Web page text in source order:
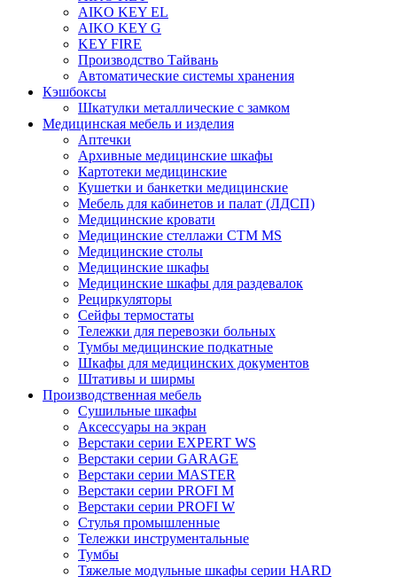
AIKO KEY EL
AIKO KEY G
KEY FIRE
Производство Тайвань
Автоматические системы хранения
Кэшбоксы
Шкатулки металлические с замком
Медицинская мебель и изделия
Аптечки
Архивные медицинские шкафы
Картотеки медицинские
Кушетки и банкетки медицинские
Мебель для кабинетов и палат (ЛДСП)
Медицинские кровати
Медицинские стеллажи CTM MS
Медицинские столы
Медицинские шкафы
Медицинские шкафы для раздевалок
Рециркуляторы
Сейфы термостаты
Тележки для перевозки больных
Тумбы медицинские подкатные
Шкафы для медицинских документов
Штативы и ширмы
Производственная мебель
Cушильные шкафы
Аксессуары на экран
Верстаки серии EXPERT WS
Верстаки серии GARAGE
Верстаки серии MASTER
Верстаки серии PROFI M
Верстаки серии PROFI W
Стулья промышленные
Тележки инструментальные
Тумбы
Тяжелые модульные шкафы серии HARD